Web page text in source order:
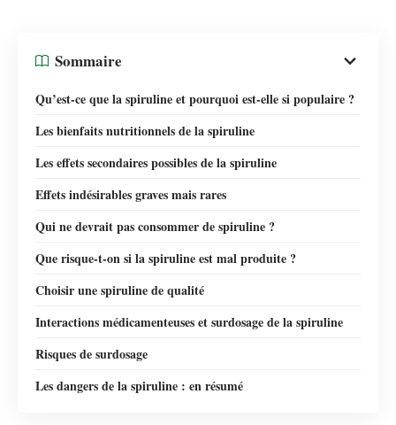
Sommaire
Qu’est-ce que la spiruline et pourquoi est-elle si populaire ?
Les bienfaits nutritionnels de la spiruline
Les effets secondaires possibles de la spiruline
Effets indésirables graves mais rares
Qui ne devrait pas consommer de spiruline ?
Que risque-t-on si la spiruline est mal produite ?
Choisir une spiruline de qualité
Interactions médicamenteuses et surdosage de la spiruline
Risques de surdosage
Les dangers de la spiruline : en résumé